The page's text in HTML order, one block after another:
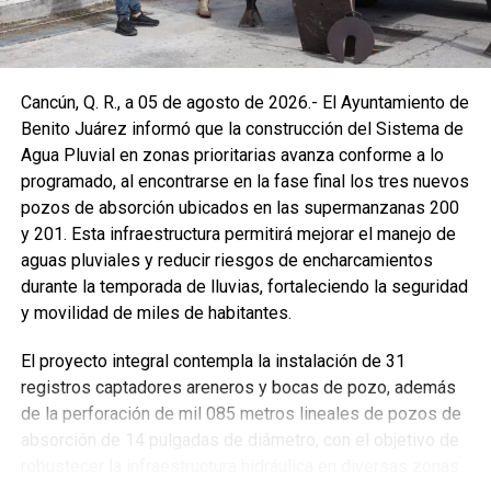
Cancún, Q. R., a 05 de agosto de 2026.- El Ayuntamiento de
Benito Juárez informó que la construcción del Sistema de
Agua Pluvial en zonas prioritarias avanza conforme a lo
programado, al encontrarse en la fase final los tres nuevos
pozos de absorción ubicados en las supermanzanas 200
y 201. Esta infraestructura permitirá mejorar el manejo de
aguas pluviales y reducir riesgos de encharcamientos
durante la temporada de lluvias, fortaleciendo la seguridad
y movilidad de miles de habitantes.
El proyecto integral contempla la instalación de 31
registros captadores areneros y bocas de pozo, además
de la perforación de mil 085 metros lineales de pozos de
absorción de 14 pulgadas de diámetro, con el objetivo de